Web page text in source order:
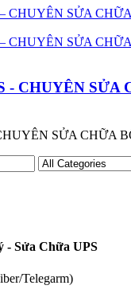
- CHUYÊN SỬA
SỬA CHỮA
- Sửa Chữa UPS
Telegarm)